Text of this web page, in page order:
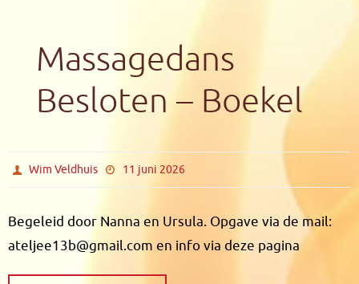
Massagedans
Besloten – Boekel
Wim Veldhuis 11 juni 2026
Begeleid door Nanna en Ursula. Opgave via de mail:
ateljee13b@gmail.com en info via deze pagina